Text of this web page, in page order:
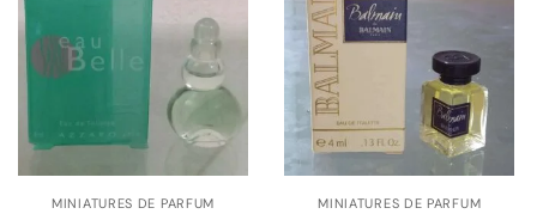
MINIATURES DE PARFUM MINIATURES DE PARFUM